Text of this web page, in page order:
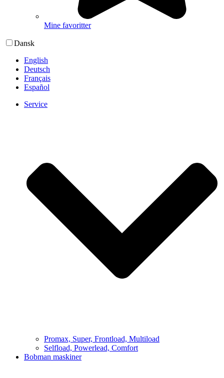
Mine favoritter
Dansk
English
Deutsch
Français
Español
Service
Promax, Super, Frontload, Multiload
Selfload, Powerlead, Comfort
Bobman maskiner